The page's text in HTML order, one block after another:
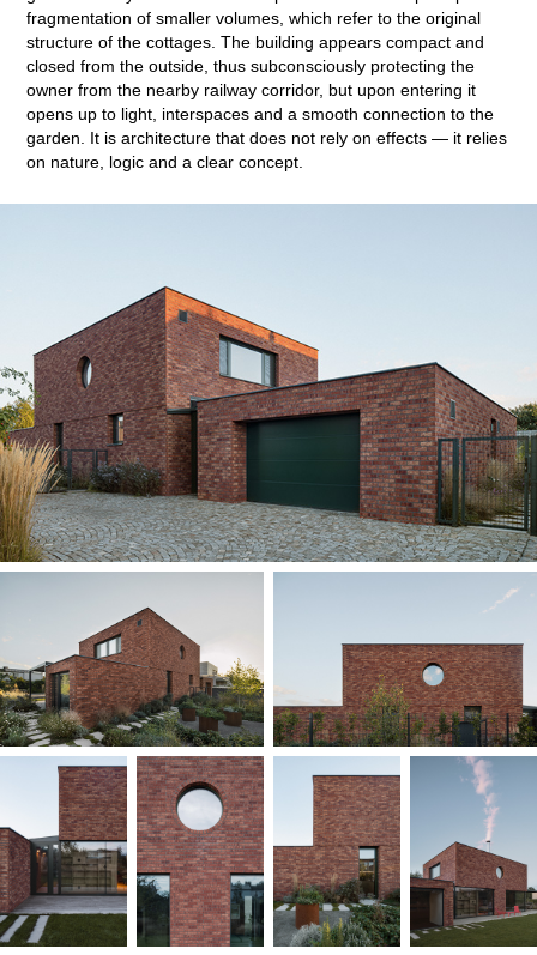
fragmentation of smaller volumes, which refer to the original
structure of the cottages. The building appears compact and
closed from the outside, thus subconsciously protecting the
owner from the nearby railway corridor, but upon entering it
opens up to light, interspaces and a smooth connection to the
garden. It is architecture that does not rely on effects — it relies
on nature, logic and a clear concept.